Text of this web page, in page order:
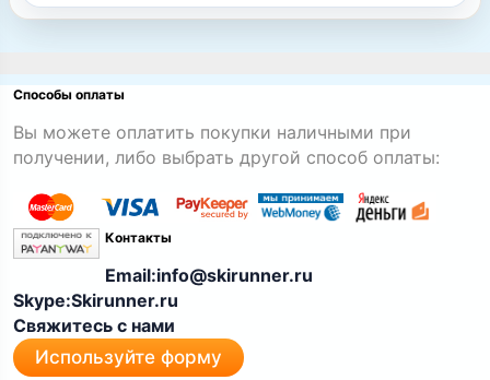
Способы оплаты
Вы можете оплатить покупки наличными при
получении, либо выбрать другой способ оплаты:
Контакты
Email:info@skirunner.ru
Skype:Skirunner.ru
Свяжитесь с нами
Используйте форму